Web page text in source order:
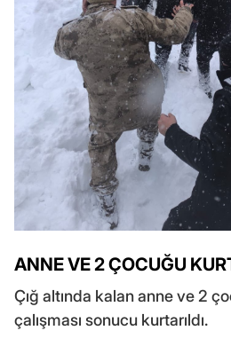
ANNE VE 2 ÇOCUĞU
Çığ altında kalan anne ve 2
çalışması sonucu kurtarıldı.